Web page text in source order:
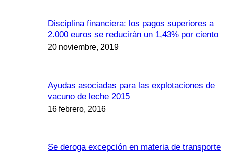
Disciplina financiera: los pagos superiores a
2.000 euros se reducirán un 1,43% por ciento
20 noviembre, 2019
Ayudas asociadas para las explotaciones de
vacuno de leche 2015
16 febrero, 2016
Se deroga excepción en materia de transporte